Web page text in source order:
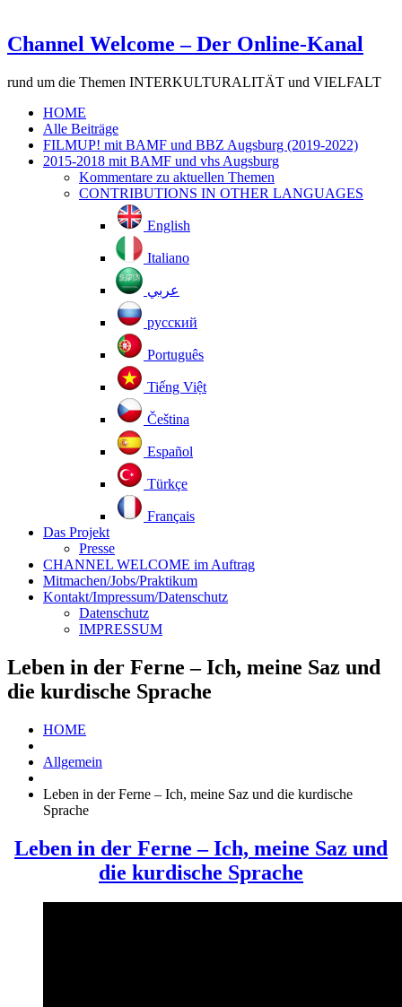
Channel Welcome – Der Online-Kanal
rund um die Themen INTERKULTURALITÄT und VIELFALT
HOME
Alle Beiträge
FILMUP! mit BAMF und BBZ Augsburg (2019-2022)
2015-2018 mit BAMF und vhs Augsburg
Kommentare zu aktuellen Themen
CONTRIBUTIONS IN OTHER LANGUAGES
English
Italiano
عربي
русский
Português
Tiếng Việt
Čeština
Español
Türkçe
Français
Das Projekt
Presse
CHANNEL WELCOME im Auftrag
Mitmachen/Jobs/Praktikum
Kontakt/Impressum/Datenschutz
Datenschutz
IMPRESSUM
Leben in der Ferne – Ich, meine Saz und
die kurdische Sprache
HOME
Allgemein
Leben in der Ferne – Ich, meine Saz und die kurdische
Sprache
Leben in der Ferne – Ich, meine Saz und
die kurdische Sprache